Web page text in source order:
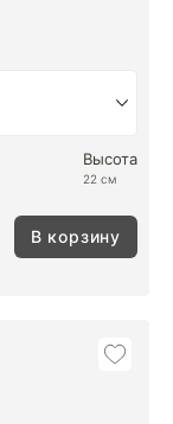
Высота
22 см
В корзину